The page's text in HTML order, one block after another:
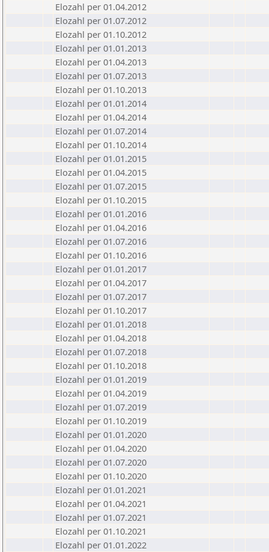
Elozahl per 01.04.2012
Elozahl per 01.07.2012
Elozahl per 01.10.2012
Elozahl per 01.01.2013
Elozahl per 01.04.2013
Elozahl per 01.07.2013
Elozahl per 01.10.2013
Elozahl per 01.01.2014
Elozahl per 01.04.2014
Elozahl per 01.07.2014
Elozahl per 01.10.2014
Elozahl per 01.01.2015
Elozahl per 01.04.2015
Elozahl per 01.07.2015
Elozahl per 01.10.2015
Elozahl per 01.01.2016
Elozahl per 01.04.2016
Elozahl per 01.07.2016
Elozahl per 01.10.2016
Elozahl per 01.01.2017
Elozahl per 01.04.2017
Elozahl per 01.07.2017
Elozahl per 01.10.2017
Elozahl per 01.01.2018
Elozahl per 01.04.2018
Elozahl per 01.07.2018
Elozahl per 01.10.2018
Elozahl per 01.01.2019
Elozahl per 01.04.2019
Elozahl per 01.07.2019
Elozahl per 01.10.2019
Elozahl per 01.01.2020
Elozahl per 01.04.2020
Elozahl per 01.07.2020
Elozahl per 01.10.2020
Elozahl per 01.01.2021
Elozahl per 01.04.2021
Elozahl per 01.07.2021
Elozahl per 01.10.2021
Elozahl per 01.01.2022